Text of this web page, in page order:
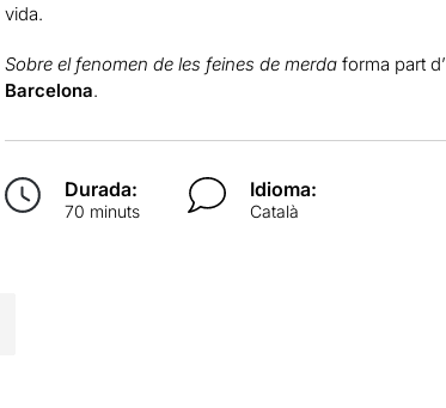
vida.
Sobre el fenomen de les feines de merdaforma part d’
Barcelona.
Durada:
70 minuts
Idioma:
Català